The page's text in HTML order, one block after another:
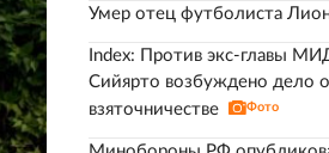
Умер отец футболиста
Index: Против экс-главы
Сийярто возбуждено дело о
взяточничестве
Фото